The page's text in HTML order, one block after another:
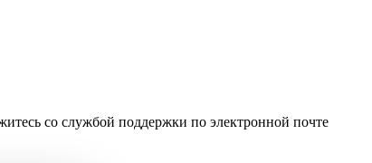
со службой поддержки по электронной почте